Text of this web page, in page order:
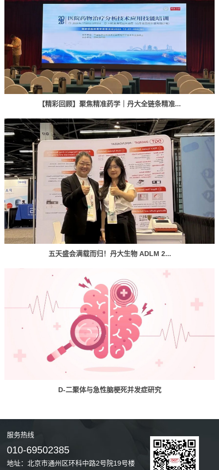
【精彩回顾】聚焦精准药学｜丹大全链条精准...
五天盛会满载而归！丹大生物 ADLM 2...
D-二聚体与急性脑梗死并发症研究
服务热线
010-69502385
地址：北京市通州区环科中路2号院19号楼